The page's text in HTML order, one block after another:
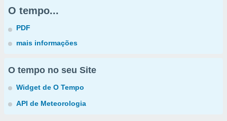
O tempo...
PDF
mais informações
O tempo no seu Site
Widget de O Tempo
API de Meteorologia